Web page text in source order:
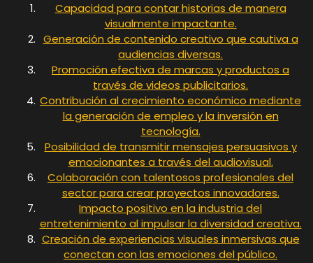
Capacidad para contar historias de manera
visualmente impactante.
Generación de contenido creativo que cautiva a
audiencias diversas.
Promoción efectiva de marcas y productos a
través de videos publicitarios.
Contribución al crecimiento económico mediante
la generación de empleo y la inversión en
tecnología.
Posibilidad de transmitir mensajes persuasivos y
emocionantes a través del audiovisual.
Colaboración con talentosos profesionales del
sector para crear proyectos innovadores.
Impacto positivo en la industria del
entretenimiento al impulsar la diversidad creativa.
Creación de experiencias visuales inmersivas que
conectan con las emociones del público.